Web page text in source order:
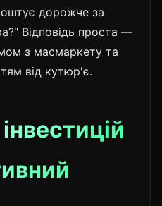
дорожче за
Відповідь проста —
з масмаркету та
від кутюр'є.